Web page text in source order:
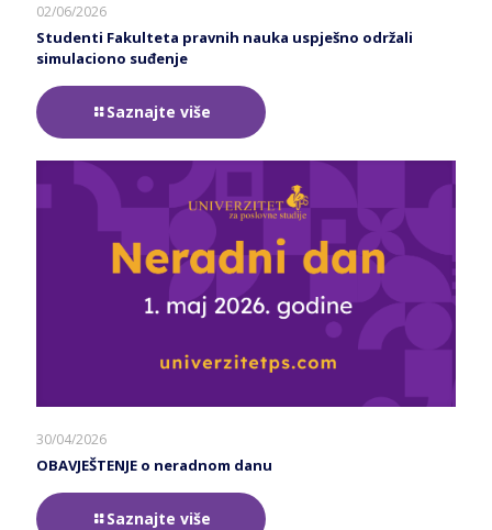
02/06/2026
Studenti Fakulteta pravnih nauka uspješno održali
simulaciono suđenje
Saznajte više
30/04/2026
OBAVJEŠTENJE o neradnom danu
Saznajte više